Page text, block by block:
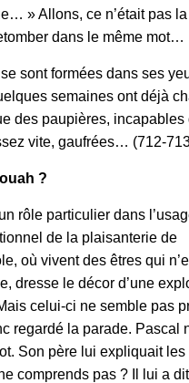
» Allons, ce n’était pas
dans le même mot…
sont formées dans ses
semaines ont déjà
des paupières, incapables
vite, gaufrées… (712-
?
rôle particulier dans
de la plaisanterie de
où vivent des êtres qui
dresse le décor d’une
celui-ci ne semble pas
regardé la parade. Pascal
Son père lui expliquait les
comprends pas ? Il lui a